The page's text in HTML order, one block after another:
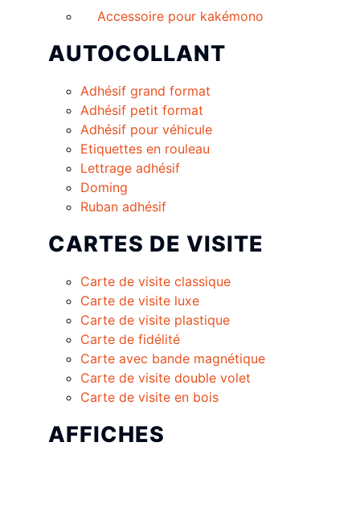
Accessoire pour kakémono
AUTOCOLLANT
Adhésif grand format
Adhésif petit format
Adhésif pour véhicule
Etiquettes en rouleau
Lettrage adhésif
Doming
Ruban adhésif
CARTES DE VISITE
Carte de visite classique
Carte de visite luxe
Carte de visite plastique
Carte de fidélité
Carte avec bande magnétique
Carte de visite double volet
Carte de visite en bois
AFFICHES